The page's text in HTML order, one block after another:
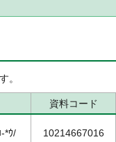
。
資料コード
*ｳ/ 10214667016